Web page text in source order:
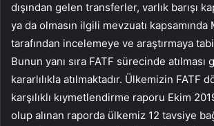
dışından gelen transferler, varlık barışı
ya da olmasın ilgili mevzuatı kapsamında
tarafından incelemeye ve araştırmaya
Bunun yanı sıra FATF sürecinde atılması
kararlılıkla atılmaktadır. Ülkemizin FATF
karşılıklı kıymetlendirme raporu Ekim
olup alınan raporda ülkemiz 12 tavsiye